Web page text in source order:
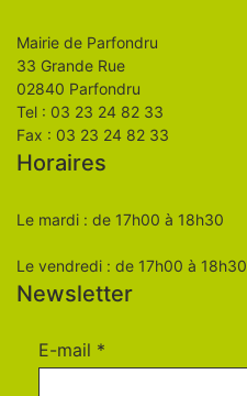
Mairie de Parfondru
33 Grande Rue
02840 Parfondru
Tel : 03 23 24 82 33
Fax : 03 23 24 82 33
Horaires
Le mardi : de 17h00 à 18h30
Le vendredi : de 17h00 à 18h30
Newsletter
E-mail *